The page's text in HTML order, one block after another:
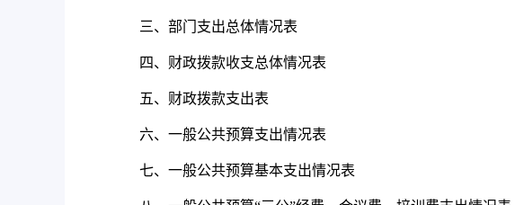
三、部门支出总体情况表
四、财政拨款收支总体情况表
五、财政拨款支出表
六、一般公共预算支出情况表
七、一般公共预算基本支出情况表